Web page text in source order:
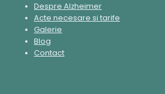
Despre Alzheimer
Acte necesare si tarife
Galerie
Blog
Contact